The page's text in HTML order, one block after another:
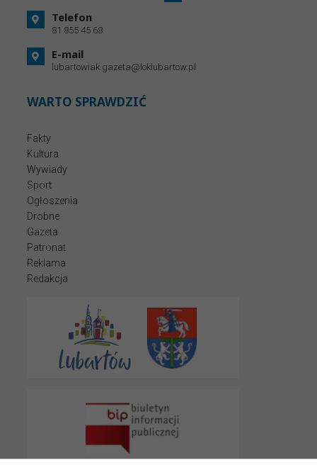
Telefon
81 855 45 68
E-mail
lubartowiak.gazeta@loklubartow.pl
WARTO SPRAWDZIĆ
Fakty
Kultura
Wywiady
Sport
Ogłoszenia
Drobne
Gazeta
Patronat
Reklama
Redakcja